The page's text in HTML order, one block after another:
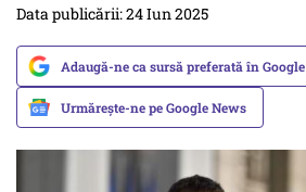
Data publicării: 24 Iun 2025
Adaugă-ne ca sursă preferată în Google
Urmărește-ne pe Google News